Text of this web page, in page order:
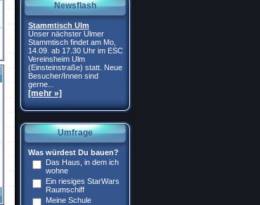
Newsflash
Stammtisch Ulm
Unser nächster Ulmer
Stammtisch findet am Mo,
14.09. ab 17.30 Uhr im ESC
Vereinsheim Ulm
(Einsteinstraße) statt. Neue
Besucher/Innen sind
gerne...
[mehr »]
Umfrage
Was würdest Du bauen?
Das Haus, in dem ich
wohne
Ein riesiges StarWars
Raumschiff
Meine Schule